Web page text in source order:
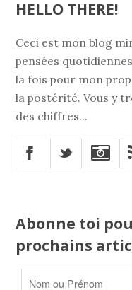
HELLO THERE!
Ceci est mon blog
pensées
la fois pour mon
la postérité. Vous y
des chiffres...
X _
Abonne toi
prochains